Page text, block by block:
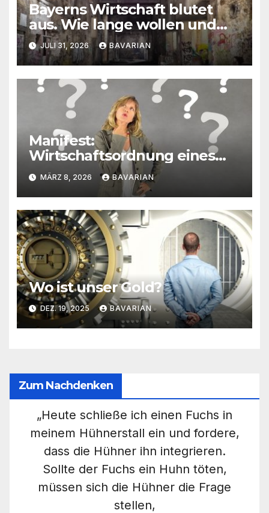
Bayerns Wirtschaft blutet
aus. Wie lange wollen und
können wir uns den
wirtschaftlichen Niedergang
noch leisten?
JULI 31, 2026 BAVARIAN
Manifest:
Wirtschaftsordnung eines
Freien Bayern
MÄRZ 8, 2026 BAVARIAN
Wo ist unser Gold?
DEZ. 19, 2025 BAVARIAN
Zum Nachdenken
„Heute schließe ich einen Fuchs in
meinem Hühnerstall ein und fordere,
dass die Hühner ihn integrieren.
Sollte der Fuchs ein Huhn töten,
müssen sich die Hühner die Frage
stellen,